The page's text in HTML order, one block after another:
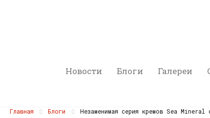
Новости Блоги Галереи
Главная Блоги Незаменимая серия кремов Sea Mineral